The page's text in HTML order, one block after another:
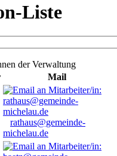
Liste
der Verwaltung
Mail
rathaus@gemeinde-
michelau.de